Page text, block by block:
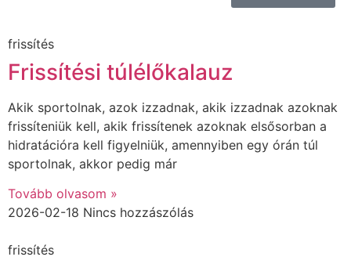
frissítés
Frissítési túlélőkalauz
Akik sportolnak, azok izzadnak, akik izzadnak azoknak
frissíteniük kell, akik frissítenek azoknak elsősorban a
hidratációra kell figyelniük, amennyiben egy órán túl
sportolnak, akkor pedig már
Tovább olvasom »
2026-02-18 Nincs hozzászólás
frissítés